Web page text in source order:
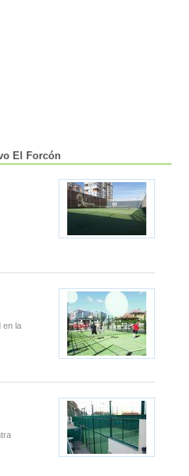
El Forcón
en la